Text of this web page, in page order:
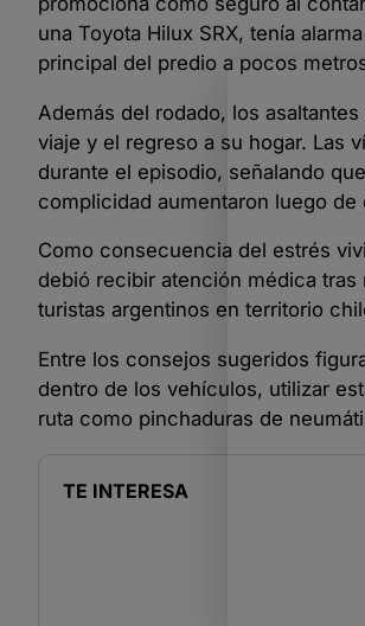
una Toyota Hilux SRX, tenía
principal del predio a pocos
Además del rodado, los
viaje y el regreso a su hogar. Las
durante el episodio, señalando
complicidad aumentaron luego
Como consecuencia del estrés
debió recibir atención médica
turistas argentinos en territorio
Entre los consejos sugeridos
dentro de los vehículos, utilizar
ruta como pinchaduras de
TE INTERESA